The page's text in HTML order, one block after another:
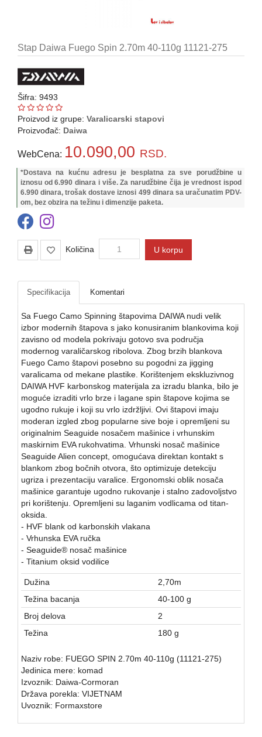
Akcija
Početna
Ribolovačke
priče
Lovačke
vode
RIBOLOVNE
DOZVOLE
2026.god.
Brendovi
USLOVI
ISPORUKE
kupovini
Stap Daiwa Fuego Spin 2.70m 40-110g 11121-275
Šifra: 9493
Proizvod iz grupe: Varalicarski stapovi
Proizvođač: Daiwa
WebCena: 10.090,00 RSD.
*Dostava na kućnu adresu je besplatna za sve porudžbine u
iznosu od 6.990 dinara i više. Za narudžbine čija je vrednost ispod
6.990 dinara, trošak dostave iznosi 499 dinara sa uračunatim PDV-
om, bez obzira na težinu i dimenzije paketa.
Količina U korpu
Specifikacija Komentari
Sa Fuego Camo Spinning štapovima DAIWA nudi velik
izbor modernih štapova s jako konusiranim blankovima koji
zavisno od modela pokrivaju gotovo sva područja
modernog varaličarskog ribolova. Zbog brzih blankova
Fuego Camo štapovi posebno su pogodni za jigging
varalicama od mekane plastike. Korištenjem ekskluzivnog
DAIWA HVF karbonskog materijala za izradu blanka, bilo je
moguće izraditi vrlo brze i lagane spin štapove kojima se
ugodno rukuje i koji su vrlo izdržljivi. Ovi štapovi imaju
moderan izgled zbog popularne sive boje i opremljeni su
originalnim Seaguide nosačem mašinice i vrhunskim
maskirnim EVA rukohvatima. Vrhunski nosač mašinice
Seaguide Alien concept, omogućava direktan kontakt s
blankom zbog bočnih otvora, što optimizuje detekciju
ugriza i prezentaciju varalice. Ergonomski oblik nosača
mašinice garantuje ugodno rukovanje i stalno zadovoljstvo
pri korištenju. Opremljeni su laganim vodlicama od titan-
oksida.
- HVF blank od karbonskih vlakana
- Vrhunska EVA ručka
- Seaguide® nosač mašinice
- Titanium oksid vodilice
Dužina
2,70m
Težina bacanja
40-100 g
Broj delova
2
Težina
180 g
Naziv robe: FUEGO SPIN 2.70m 40-110g (11121-275)
Jedinica mere: komad
Izvoznik: Daiwa-Cormoran
Država porekla: VIJETNAM
Uvoznik: Formaxstore